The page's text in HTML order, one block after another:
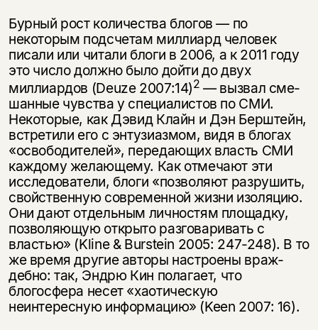
Бурный рост количества блогов — по
некоторым подсчетам милли­ард человек
писали или читали блоги в 2006, а к 2011 году
это число должно было дойти до двух
миллиардов (Deuze 2007:14)2 — вызвал сме­
шанные чувства у специалистов по СМИ.
Некоторые, как Дэвид Клайн и Дэн Берштейн,
встретили его с энтузиазмом, видя в блогах
«освобо­дителей», передающих власть СМИ
каждому желающему. Как отме­чают эти
исследователи, блоги «позволяют разрушить,
свойствен­ную современной жизни изоляцию.
Они дают отдельным личностям площадку,
позволяющую открыто разговаривать с
властью» (Kline & Burstein 2005: 247-248). В то
же время другие авторы настроены враж­
дебно: так, Эндрю Кин полагает, что
блогосфера несет «хаотическую
неинтересную информацию» (Keen 2007: 16).